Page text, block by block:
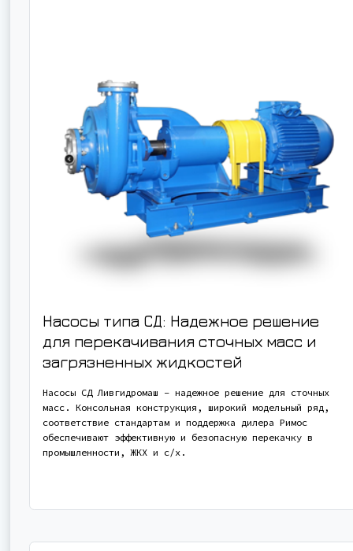
Насосы типа СД: Надежное решение
для перекачивания сточных масс и
загрязненных жидкостей
Насосы СД Ливгидромаш – надежное решение для сточных
масс. Консольная конструкция, широкий модельный ряд,
соответствие стандартам и поддержка дилера Римос
обеспечивают эффективную и безопасную перекачку в
промышленности, ЖКХ и с/х.